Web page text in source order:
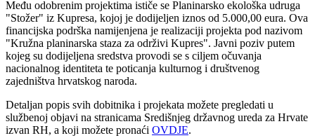
Među odobrenim projektima ističe se Planinarsko ekološka udruga
"Stožer" iz Kupresa, kojoj je dodijeljen iznos od 5.000,00 eura. Ova
financijska podrška namijenjena je realizaciji projekta pod nazivom
"Kružna planinarska staza za održivi Kupres". Javni poziv putem
kojeg su dodijeljena sredstva provodi se s ciljem očuvanja
nacionalnog identiteta te poticanja kulturnog i društvenog
zajedništva hrvatskog naroda.
Detaljan popis svih dobitnika i projekata možete pregledati u
službenoj objavi na stranicama Središnjeg državnog ureda za Hrvate
izvan RH, a koji možete pronaći OVDJE.